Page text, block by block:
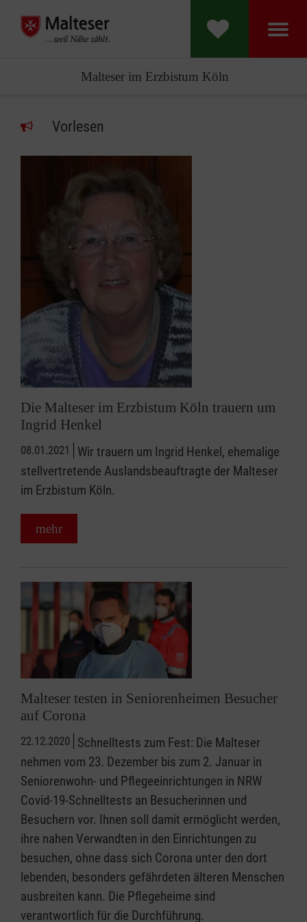
Malteser im Erzbistum Köln
Vorlesen
Die Malteser im Erzbistum Köln trauern um
Ingrid Henkel
08.01.2021
Wir trauern um Ingrid Henkel, ehemalige
stellvertretende Auslandsbeauftragte der Malteser
im Erzbistum Köln.
mehr
Malteser testen in Seniorenheimen Besucher
auf Corona
22.12.2020 Schnelltests zum Fest: Die Malteser
nehmen vom 23. Dezember bis zum 2. Januar in
Seniorenwohn- und Pflegeeinrichtungen in NRW
Covid-19-Schnelltests an Besucherinnen und
Besuchern vor. Ihnen soll damit ermöglicht werden,
ihre nahen Verwandten in den Einrichtungen zu
besuchen, ohne dass sich Corona unter den dort
lebenden, besonders gefährdeten älteren Menschen
ausbreiten kann. Die Pflegeheime sind
verantwortlich für die Durchführung.